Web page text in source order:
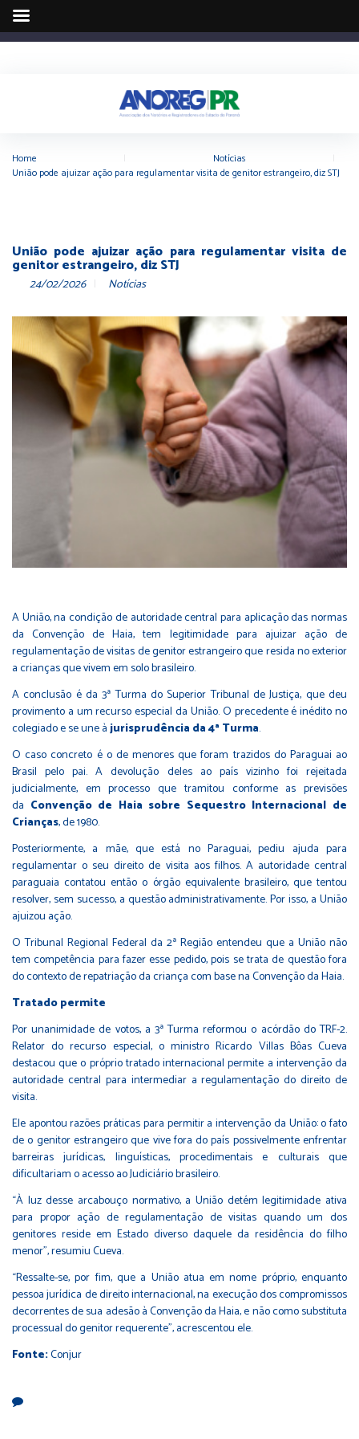
Home Notícias
União pode ajuizar ação para regulamentar visita de genitor estrangeiro, diz STJ
União pode ajuizar ação para regulamentar visita de
genitor estrangeiro, diz STJ
24/02/2026 Notícias
A União, na condição de autoridade central para aplicação das normas
daConvenção de Haia, tem legitimidade para ajuizar ação de
regulamentação de visitas de genitor estrangeiro que resida no exterior
a crianças que vivem em solo brasileiro.
A conclusão é da 3ª Turma do Superior Tribunal de Justiça, que deu
provimento a um recurso especial da União. O precedente é inédito no
colegiado e se une àjurisprudência da 4ª Turma.
O caso concreto é o de menores que foram trazidos do Paraguai ao
Brasil pelo pai. A devolução deles ao país vizinho foi rejeitada
judicialmente, em processo que tramitou conforme as previsões
da Convenção de Haia sobre Sequestro Internacional de
Crianças, de 1980.
Posteriormente, a mãe, que está no Paraguai, pediu ajuda para
regulamentar o seu direito de visita aos filhos. A autoridade central
paraguaia contatou então o órgão equivalente brasileiro, que tentou
resolver, sem sucesso, a questão administrativamente. Por isso, a União
ajuizou ação.
O Tribunal Regional Federal da 2ª Região entendeu que a União não
tem competência para fazer esse pedido, pois se trata de questão fora
do contexto de repatriação da criança com base na Convenção da Haia.
Tratado permite
Por unanimidade de votos, a 3ª Turma reformou o acórdão do TRF-2.
Relator do recurso especial, o ministro Ricardo Villas Bôas Cueva
destacou que o próprio tratado internacional permite a intervenção da
autoridade central para intermediar a regulamentação do direito de
visita.
Ele apontou razões práticas para permitir a intervenção da União: o fato
de o genitor estrangeiro que vive fora do país possivelmente enfrentar
barreiras jurídicas, linguísticas, procedimentais e culturais que
dificultariam o acesso ao Judiciário brasileiro.
“À luz desse arcabouço normativo, a União detém legitimidade ativa
para propor ação de regulamentação de visitas quando um dos
genitores reside em Estado diverso daquele da residência do filho
menor”, resumiu Cueva.
“Ressalte-se, por fim, que a União atua em nome próprio, enquanto
pessoa jurídica de direito internacional, na execução dos compromissos
decorrentes de sua adesão à Convenção da Haia, e não como substituta
processual do genitor requerente”, acrescentou ele.
Fonte:Conjur